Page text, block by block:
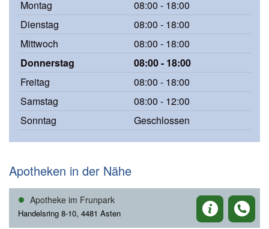
Montag
08:00 - 18:00
Dienstag
08:00 - 18:00
Mittwoch
08:00 - 18:00
Donnerstag
08:00 - 18:00
Freitag
08:00 - 18:00
Samstag
08:00 - 12:00
Sonntag
Geschlossen
Apotheken in der Nähe
Apotheke im Frunpark
Handelsring 8-10, 4481 Asten